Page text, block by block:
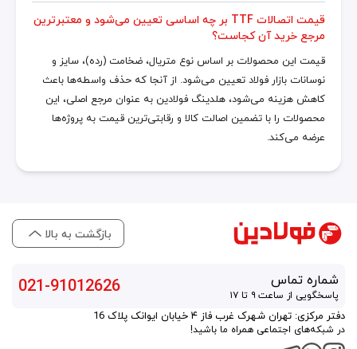
قیمت اتصالات TTF بر چه اساسی تعیین می‌شود و معتبرترین
مرجع خرید آن کجاست؟
قیمت این محصولات بر اساس نوع متریال، ضخامت (رده)، سایز و
نوسانات بازار فولاد تعیین می‌شود. از آنجا که حذف واسطه‌ها باعث
کاهش هزینه می‌شود، هلدینگ فولادین به عنوان مرجع اصلی، این
محصولات را با تضمین اصالت کالا و رقابتی‌ترین قیمت به پروژه‌ها
عرضه می‌کند.
بازگشت به بالا
شماره تماس
پاسخگویی از ساعت ۹ تا ۱۷ 021-91012626
دفتر مرکزی: تهران شهرک غرب فاز ۴ خیابان ایوانک پلاک 16
در شبکه‌های اجتماعی همراه ما باشید!